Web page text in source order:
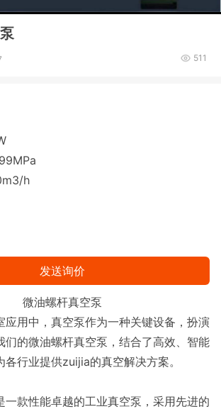
511
h
发送询价
微油螺杆真空泵
应用中，真空泵作为一种关键设备，扮演
们的微油螺杆真空泵，结合了高效、智能
行业提供zuijia的真空解决方案。
一款性能卓越的工业真空泵，采用先进的